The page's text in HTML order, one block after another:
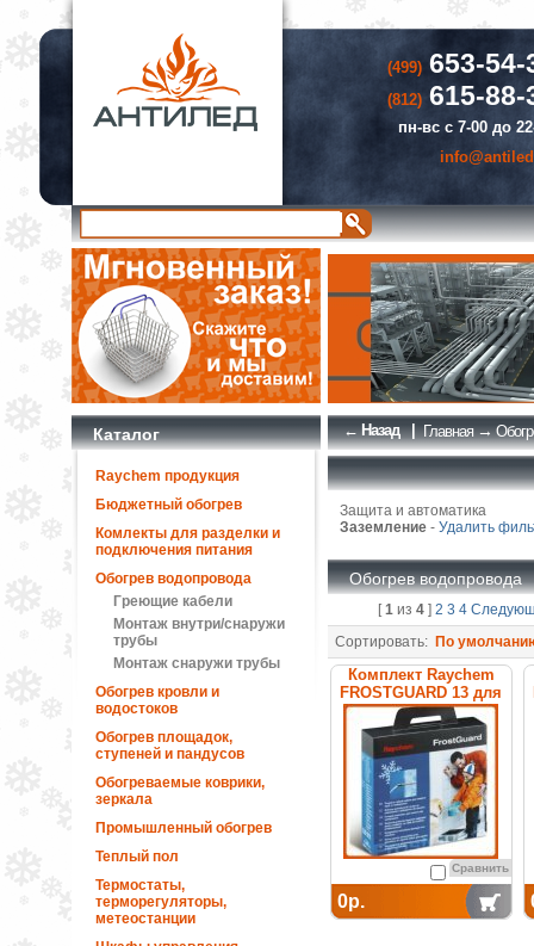
(499)653-54-
(812)615-88-
пн-вс с 7-00 до
Каталог
Raychem продукция
Бюджетный обогрев
Комлекты для разделки и
подключения питания
Обогрев водопровода
Греющие кабели
Монтаж внутри/снаружи
трубы
Монтаж снаружи трубы
Обогрев кровли и
водостоков
Обогрев площадок,
ступеней и пандусов
Обогреваемые коврики,
зеркала
Промышленный обогрев
Теплый пол
Термостаты,
терморегуляторы,
метеостанции
← Назад | Главная→
Защита и автоматика
Заземление- Удалить
Обогрев водопровода
[1из 4] 2 3 4
Сортировать: По
Комплект Raychem
FROSTGUARD 13 для
обогрева труб
Сравнить
0р.